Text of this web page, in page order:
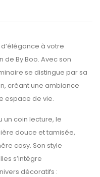
à votre
By Boo. Avec son
se distingue par sa
créant une ambiance
espace de vie.
un coin lecture, le
douce et tamisée,
cosy. Son style
s’intègre
décoratifs :